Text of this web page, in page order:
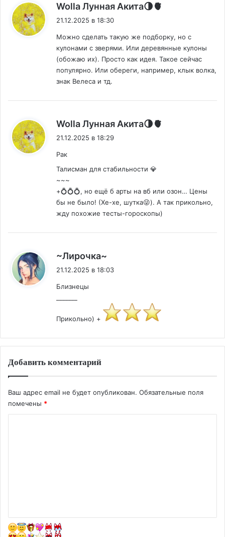
Wolla Лунная Акита🌗🫀
21.12.2025 в 18:30
Можно сделать такую же подборку, но с
кулонами с зверями. Или деревянные кулоны
(обожаю их). Просто как идея. Такое сейчас
популярно. Или обереги, например, клык волка,
знак Велеса и тд.
Wolla Лунная Акита🌗🫀
21.12.2025 в 18:29
Рак
Талисман для стабильности 💎
~~~
+💍💍💍, но ещё б арты на вб или озон… Цены
бы не было! (Хе-хе, шутка😜). А так прикольно,
жду похожие тесты-гороскопы)
~Лирочка~
21.12.2025 в 18:03
Близнецы
Прикольно) +
Добавить комментарий
Ваш адрес email не будет опубликован. Обязательные поля
помечены *
а